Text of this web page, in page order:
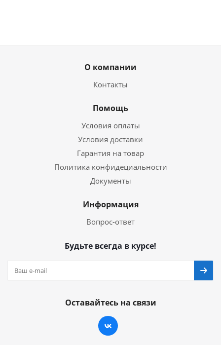
О компании
Контакты
Помощь
Условия оплаты
Условия доставки
Гарантия на товар
Политика конфидециальности
Документы
Информация
Вопрос-ответ
Будьте всегда в курсе!
Оставайтесь на связи